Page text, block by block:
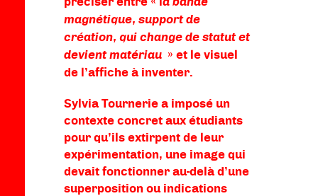
magnétique, support de
création, qui change de statut et
devient matériau » et le visuel
de l’affiche à inventer.
Sylvia Tournerie a imposé un
contexte concret aux étudiants
pour qu’ils extirpent de leur
expérimentation, une image qui
devait fonctionner au-delà d’une
superposition ou indications